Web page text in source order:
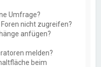
Umfrage?
nicht zugreifen?
anfügen?
melden?
beim